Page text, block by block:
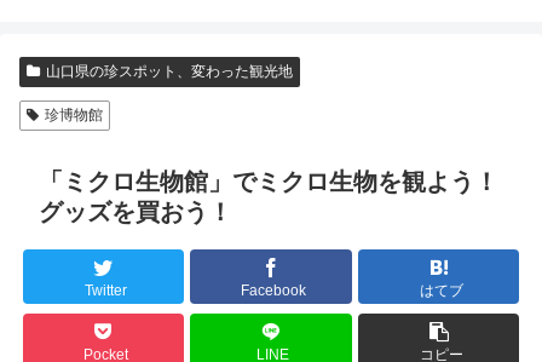
山口県の珍スポット、変わった観光地
珍博物館
「ミクロ生物館」でミクロ生物を観よう！
グッズを買おう！
Twitter Facebook はてブ
Pocket LINE コピー